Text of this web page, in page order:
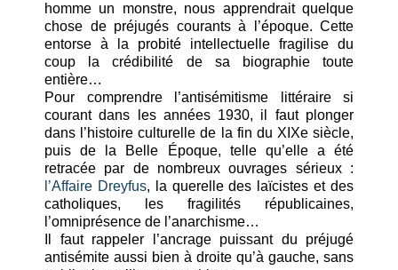
homme un monstre, nous apprendrait quelque
chose de préjugés courants à l’époque. Cette
entorse à la probité intellectuelle fragilise du
coup la crédibilité de sa biographie toute
entière…
Pour comprendre l’antisémitisme littéraire si
courant dans les années 1930, il faut plonger
dans l’histoire culturelle de la fin du XIXe siècle,
puis de la Belle Époque, telle qu’elle a été
retracée par de nombreux ouvrages sérieux :
l’Affaire Dreyfus, la querelle des laïcistes et des
catholiques, les fragilités républicaines,
l’omniprésence de l’anarchisme…
Il faut rappeler l’ancrage puissant du préjugé
antisémite aussi bien à droite qu’à gauche, sans